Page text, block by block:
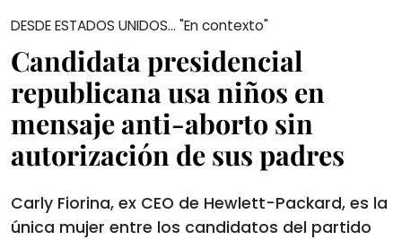
DESDE ESTADOS UNIDOS... "En contexto"
Candidata presidencial
republicana usa niños en
mensaje anti-aborto sin
autorización de sus padres
Carly Fiorina, ex CEO de Hewlett-Packard, es la
única mujer entre los candidatos del partido